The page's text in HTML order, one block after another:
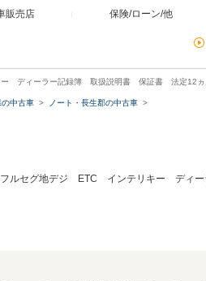
販売店 保険/ローン/他
ディーラー記録簿 取扱説明書 保証書 法定12ヵ
の中古車
ノート・長生郡の中古車
ルセグ地デジ ETC インテリキー ディ